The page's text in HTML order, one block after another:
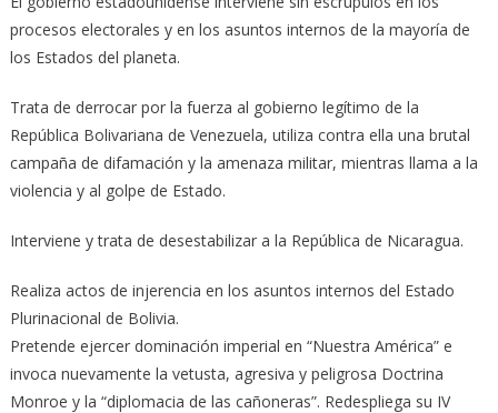
procesos electorales y en los asuntos internos de la mayoría de
los Estados del planeta.
Trata de derrocar por la fuerza al gobierno legítimo de la
República Bolivariana de Venezuela, utiliza contra ella una brutal
campaña de difamación y la amenaza militar, mientras llama a la
violencia y al golpe de Estado.
Interviene y trata de desestabilizar a la República de Nicaragua.
Realiza actos de injerencia en los asuntos internos del Estado
Plurinacional de Bolivia.
Pretende ejercer dominación imperial en “Nuestra América” e
invoca nuevamente la vetusta, agresiva y peligrosa Doctrina
Monroe y la “diplomacia de las cañoneras”. Redespliega su IV